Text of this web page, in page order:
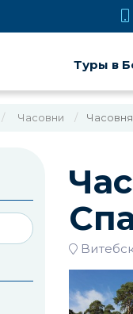
Туры в
Часовни